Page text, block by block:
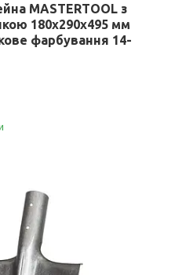
MASTERTOOL з
180х290х495 мм
фарбування 14-